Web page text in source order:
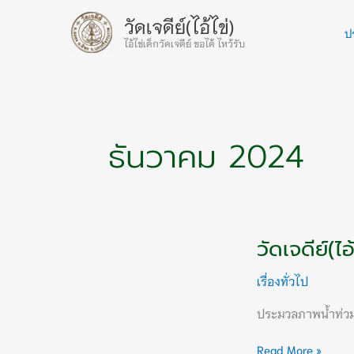
วัดเจดีย์(ไอ้ไข่)
ไอ้ไข่เด็กวัดเจดีย์ ขอได้ ไหว้รับ
ป
ธันวาคม 2024
วัดเจดีย์(ไ
เรื่องทั่วไป
ประมวลภาพน้ำท่ว
วัด
ไข่)หลัง
ท่วม
Read More »